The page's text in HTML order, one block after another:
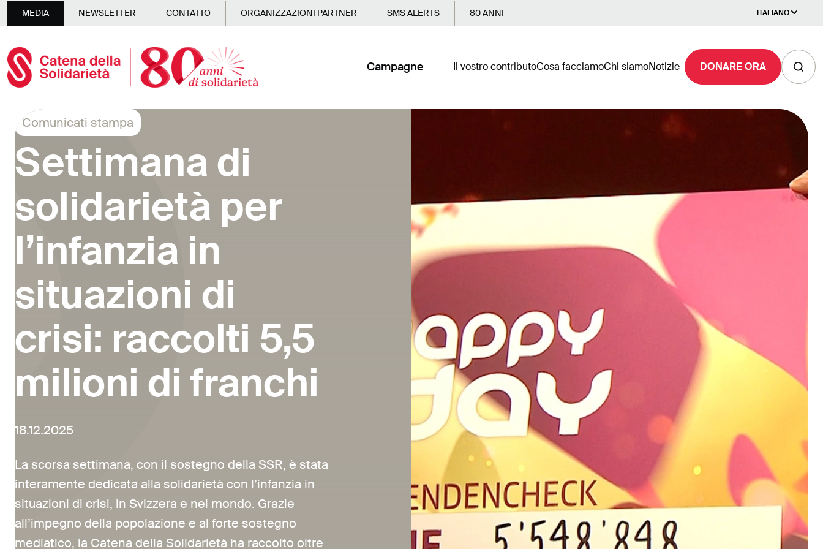
Skip to main content
MEDIA NEWSLETTER CONTATTO ORGANIZZAZIONI PARTNER SMS ALERTS 80 ANNI ITALIANO
Campagne Il vostro contributoCosa facciamoChi siamoNotizie DONARE ORA
Comunicati stampa
Settimana di
solidarietà per
l’infanzia in
situazioni di
crisi: raccolti 5,5
milioni di franchi
18.12.2025
La scorsa settimana, con il sostegno della SSR, è stata
interamente dedicata alla solidarietà con l’infanzia in
situazioni di crisi, in Svizzera e nel mondo. Grazie
all’impegno della popolazione e al forte sostegno
mediatico, la Catena della Solidarietà ha raccolto oltre